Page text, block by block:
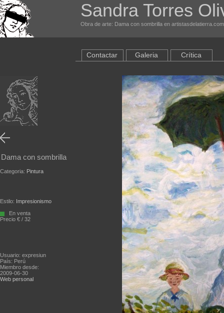
Sandra Torres
Obra de arte: Dama con sombrilla en artistasdelatierra.com
Dama con sombrilla
Categoria: Pintura
Estilo: Impresionismo
En venta
Precio € / 32
Usuario: expresiun
País: Perú
Miembro desde:
2009-06-30
Web personal
Contactar Galeria Crítica